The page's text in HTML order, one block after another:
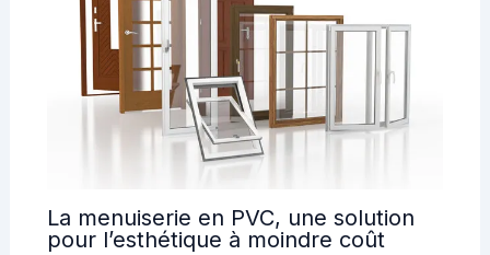
La menuiserie en PVC, une solution
pour l’esthétique à moindre coût